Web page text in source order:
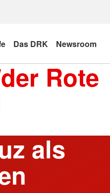
Das DRK Newsroom
Rote
als